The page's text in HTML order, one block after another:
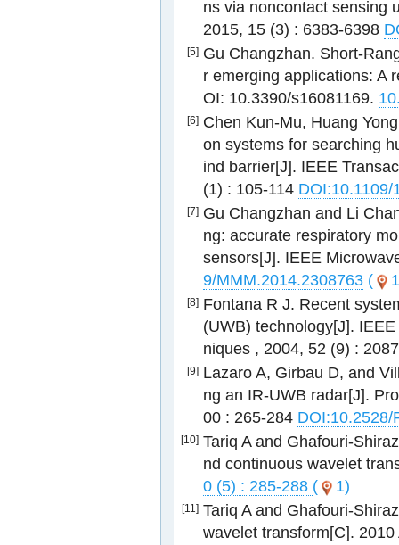
ns via noncontact sensing
2015, 15 (3) : 6383-6398
[5] Gu Changzhan. Short-
r emerging applications: A
OI: 10.3390/s16081169.
[6] Chen Kun-Mu, Huang
on systems for searching
ind barrier[J]. IEEE
(1) : 105-114 DOI:10.1109/
[7] Gu Changzhan and Li
ng: accurate respiratory
sensors[J]. IEEE
9/MMM.2014.2308763 (
[8] Fontana R J. Recent
(UWB) technology[J].
niques , 2004, 52 (9) :
[9] Lazaro A, Girbau D, and
ng an IR-UWB radar[J].
00 : 265-284 DOI:10.2528/
[10] Tariq A and Ghafouri-
nd continuous wavelet
0 (5) : 285-288 ( 1)
[11] Tariq A and Ghafouri-
wavelet transform[C].